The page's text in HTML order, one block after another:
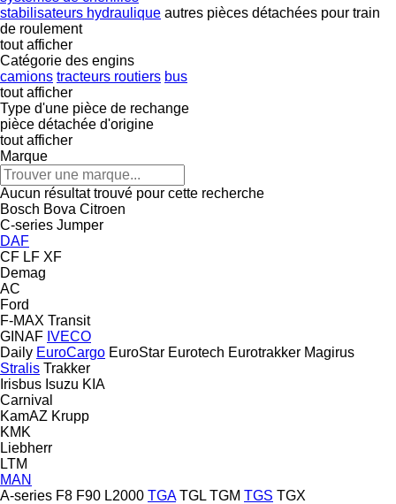
stabilisateurs hydraulique autres pièces détachées pour train
de roulement
tout afficher
Catégorie des engins
camions tracteurs routiers bus
tout afficher
Type d'une pièce de rechange
pièce détachée d'origine
tout afficher
Marque
Aucun résultat trouvé pour cette recherche
Bosch Bova Citroen
C-series Jumper
DAF
CF LF XF
Demag
AC
Ford
F-MAX Transit
GINAF IVECO
Daily EuroCargo EuroStar Eurotech Eurotrakker Magirus
Stralis Trakker
Irisbus Isuzu KIA
Carnival
KamAZ Krupp
KMK
Liebherr
LTM
MAN
A-series F8 F90 L2000 TGA TGL TGM TGS TGX